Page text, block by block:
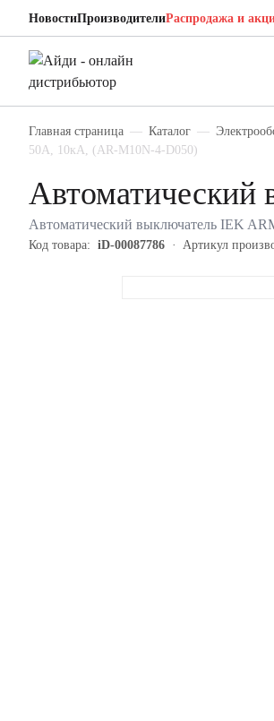
НовостиПроизводителиРаспродажа и
Главная страница Каталог
50А, 10кА, (AR-M10N-4-D050)
Автоматический выключатель IEK
Код товара: iD-00087786 Артикул
IEK AR-M10N-4-D050
Автоматический